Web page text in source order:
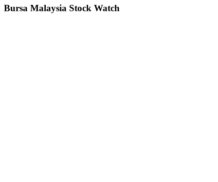
Bursa Malaysia Stock Watch